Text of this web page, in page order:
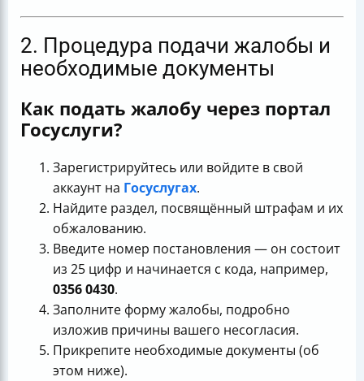
2. Процедура подачи жалобы и
необходимые документы
Как подать жалобу через портал
Госуслуги?
Зарегистрируйтесь или войдите в свой
аккаунт на Госуслугах.
Найдите раздел, посвящённый штрафам и их
обжалованию.
Введите номер постановления — он состоит
из 25 цифр и начинается с кода, например,
0356 0430.
Заполните форму жалобы, подробно
изложив причины вашего несогласия.
Прикрепите необходимые документы (об
этом ниже).